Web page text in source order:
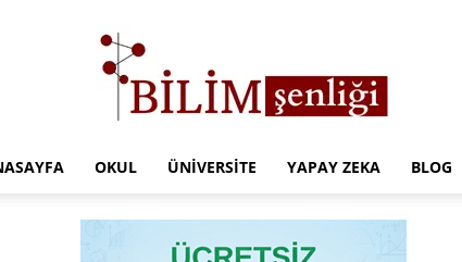
OKUL ÜNIVERSITE YAPAY ZEKA BLOG